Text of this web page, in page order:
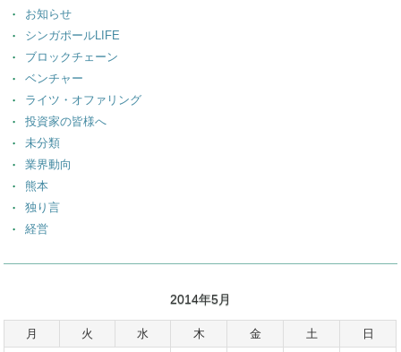
お知らせ
シンガポールLIFE
ブロックチェーン
ベンチャー
ライツ・オファリング
投資家の皆様へ
未分類
業界動向
熊本
独り言
経営
2014年5月
月 火 水 木 金 土
日